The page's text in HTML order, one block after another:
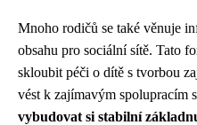
Mnoho rodičů se také věnuje
obsahu pro sociální sítě. Tato
skloubit péči o dítě s tvorbou
vést k zajímavým spolupracím
vybudovat si stabilní